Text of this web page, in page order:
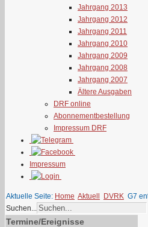
Jahrgang 2013
Jahrgang 2012
Jahrgang 2011
Jahrgang 2010
Jahrgang 2009
Jahrgang 2008
Jahrgang 2007
Ältere Ausgaben
DRF online
Abonnementbestellung
Impressum DRF
Impressum
Aktuelle Seite: Home Aktuell DVRK G7
Suchen...
Termine/Ereignisse